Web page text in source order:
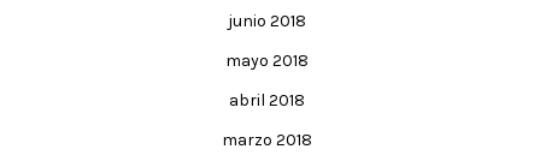
junio 2018
mayo 2018
abril 2018
marzo 2018